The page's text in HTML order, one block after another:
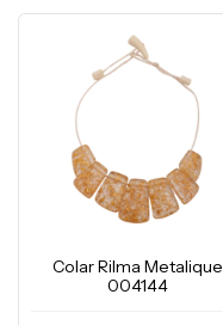
Colar Rilma Metalique
004144